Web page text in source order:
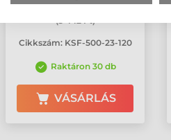
2 710 Ft
(3 442 Ft)
Cikkszám: KSF-500-23-120
Raktáron 30 db
VÁSÁRLÁS